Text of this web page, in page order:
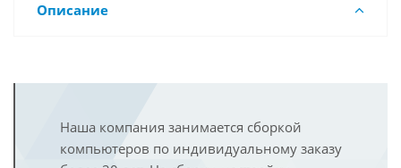
Описание
Наша компания занимается сборкой
компьютеров по индивидуальному заказу